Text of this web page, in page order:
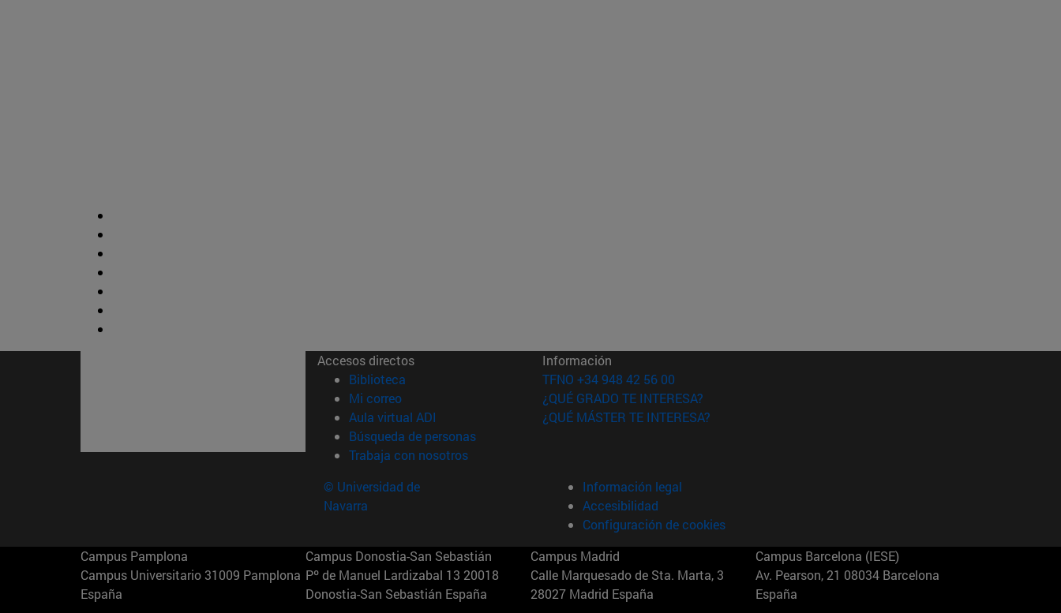
Accesos directos
Biblioteca (abre en nueva ventana)
Mi correo(abre en nueva ventana)
Aula virtual ADI (abre en nueva ventana)
Búsqueda de personas(abre en nueva ventana)
Trabaja con nosotros(abre en nueva ventana)
Información
TFNO +34 948 42 56 00
¿QUÉ GRADO TE INTERESA?
¿QUÉ MÁSTER TE INTERESA?
© Universidad de
Navarra
Información legal
Accesibilidad
Configuración de cookies
Campus Pamplona
Campus Universitario 31009 Pamplona
España
Campus Donostia-San Sebastián
Pº de Manuel Lardizabal 13 20018
Donostia-San Sebastián España
Campus Madrid
Calle Marquesado de Sta. Marta, 3
28027 Madrid España
Campus Barcelona (IESE)
Av. Pearson, 21 08034 Barcelona
España